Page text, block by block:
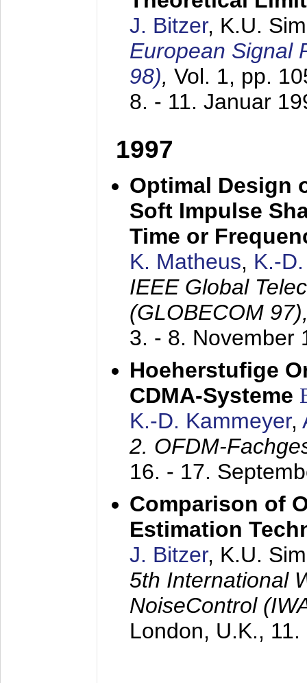
J. Bitzer, K.U.
European Signal
98), Vol. 1, pp.
8. - 11. Januar
1997
Optimal Design
Soft Impulse
Time or
K. Matheus, K.-
IEEE Global
(GLOBECOM
3. - 8. November
Hoeherstufige
CDMA-Systeme
K.-D. Kammeyer,
2. OFDM-
16. - 17.
Comparison of
Estimation
J. Bitzer, K.U.
5th International
NoiseControl
London, U.K.,